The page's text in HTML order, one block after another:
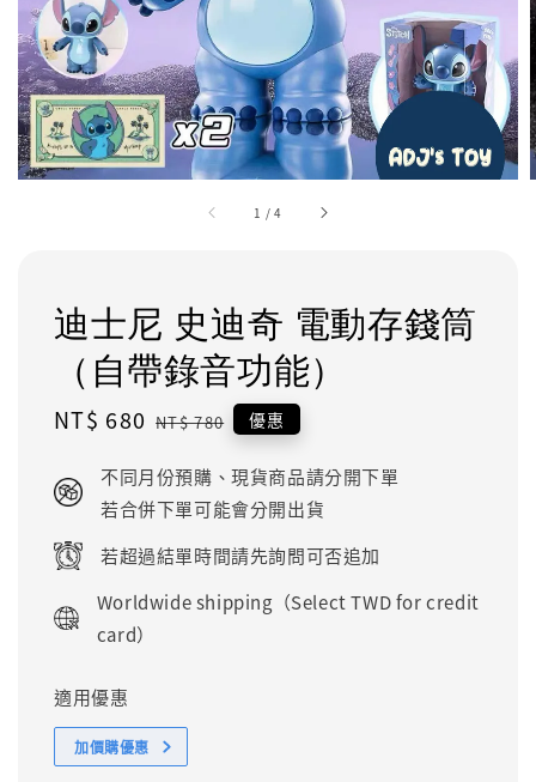
1 /4
迪士尼 史迪奇 電動存錢筒
（自帶錄音功能）
Sale
NT$ 680 Regular
NT$ 780 優惠
不同月份預購、現貨商品請分開下單
若合併下單可能會分開出貨
若超過結單時間請先詢問可否追加
Worldwide shipping（Select TWD for credit
card）
適用優惠
加價購優惠